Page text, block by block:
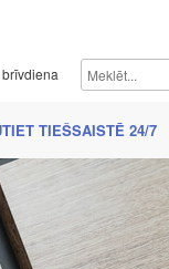
TIEŠSAISTĒ 24/7